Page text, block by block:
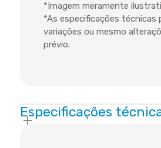
*Imagem meramente
*As especificações técnicas
variações ou mesmo
prévio.
Especificações